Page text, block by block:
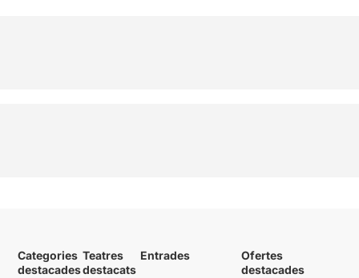
Categories
destacades
Teatres
destacats
Entrades
Ofertes
destacades